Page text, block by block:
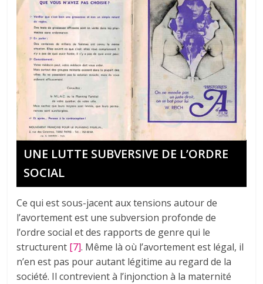
UNE LUTTE SUBVERSIVE DE L’ORDRE
SOCIAL
Ce qui est sous-jacent aux tensions autour de
l’avortement est une subversion profonde de
l’ordre social et des rapports de genre qui le
structurent [7]. Même là où l’avortement est légal, il
n’en est pas pour autant légitime au regard de la
société. Il contrevient à l’injonction à la maternité